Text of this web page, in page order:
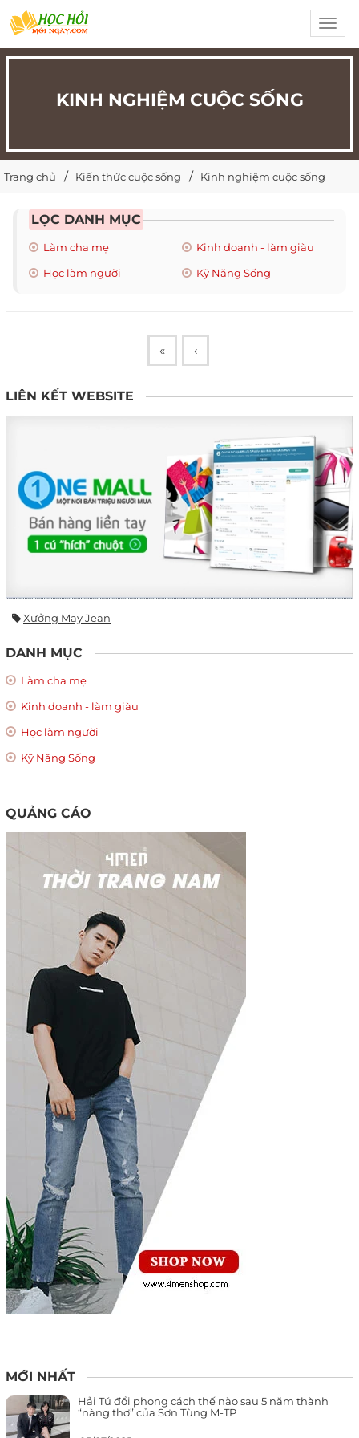
KINH NGHIỆM CUỘC SỐNG
Trang chủ Kiến thức cuộc sống Kinh nghiệm cuộc sống
LỌC DANH MỤC
Làm cha mẹ
Kinh doanh - làm giàu
Học làm người
Kỹ Năng Sống
« ‹
LIÊN KẾT WEBSITE
Xưởng May Jean
DANH MỤC
Làm cha mẹ
Kinh doanh - làm giàu
Học làm người
Kỹ Năng Sống
QUẢNG CÁO
MỚI NHẤT
Hải Tú đổi phong cách thế nào sau 5 năm thành
“nàng thơ” của Sơn Tùng M-TP